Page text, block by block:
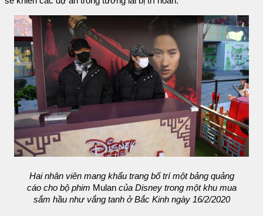
Hai nhân viên mang khẩu trang bố trí một bảng quảng
cáo cho bộ phim Mulan của Disney trong một khu mua
sắm hầu như vắng tanh ở Bắc Kinh ngày 16/2/2020